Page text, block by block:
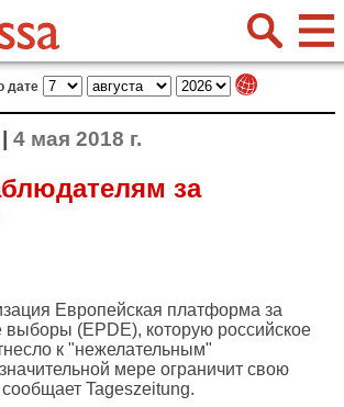
дате
4 мая 2018 г.
за
Европейская платформа за
выборы (EPDE), которую российское
к "нежелательным"
мере ограничит свою
сообщает Tageszeitung.